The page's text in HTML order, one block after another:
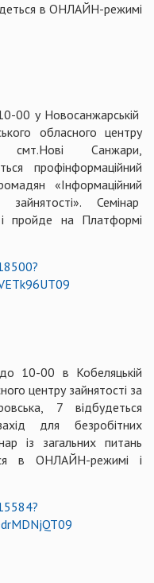
в ОНЛАЙН-режимі
00 у Новосанжарській
обласного центру
Санжари,
профінформаційний
«Інформаційний
Семінар
пройде на Платформі
10-00 в Кобеляцькій
центру зайнятості за
7 відбудеться
для безробітних
із загальних питань
в ОНЛАЙН-режимі і